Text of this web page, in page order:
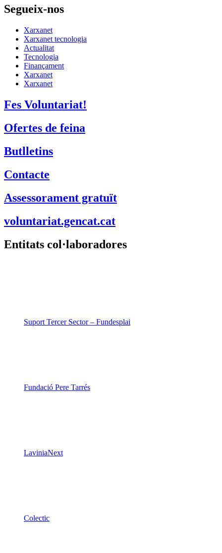
Segueix-nos
Xarxanet
Xarxanet tecnologia
Actualitat
Tecnologia
Finançament
Xarxanet
Xarxanet
Fes Voluntariat!
Ofertes de feina
Butlletins
Contacte
Assessorament gratuït
voluntariat.gencat.cat
Entitats col·laboradores
Suport Tercer Sector – Fundesplai
Fundació Pere Tarrés
LaviniaNext
Colectic